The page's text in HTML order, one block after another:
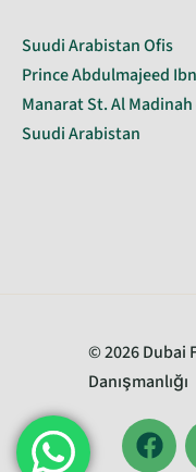
Suudi Arabistan Ofis
Prince Abdulmajeed
Manarat St. Al Madinah
Suudi Arabistan
© 2026 Dubai
Danışmanlığı